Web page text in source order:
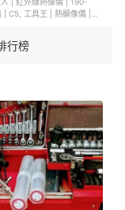
C5, 工具王 | 熱顯像儀 |
行榜